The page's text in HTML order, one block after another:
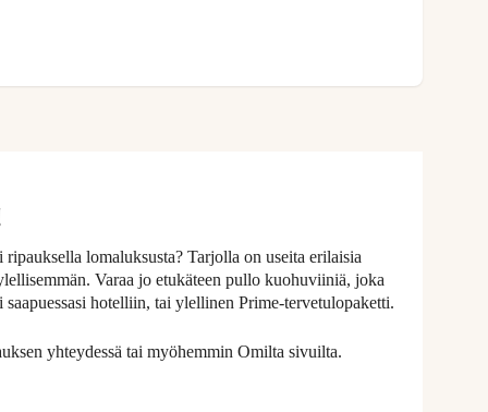
lomaluksusta? Tarjolla on useita erilaisia
Varaa jo etukäteen pullo kuohuviiniä, joka
hotelliin, tai ylellinen Prime-tervetulopaketti.
yhteydessä tai myöhemmin Omilta sivuilta.